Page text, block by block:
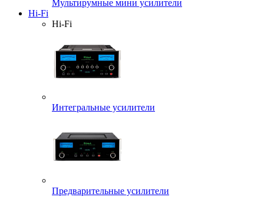
Мультирумные мини усилители
Hi-Fi
Hi-Fi
Интегральные усилители
Предварительные усилители